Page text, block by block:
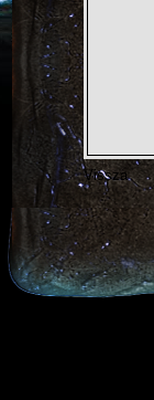
Vissza